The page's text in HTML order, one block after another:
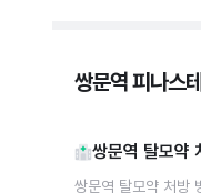
쌍문역 피나스
쌍문역 탈모약
쌍문역 탈모약 처방